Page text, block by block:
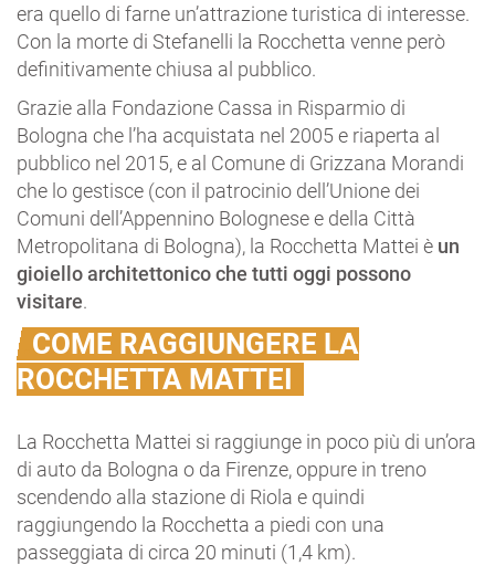
era quello di farne un’attrazione turistica di interesse.
Con la morte di Stefanelli la Rocchetta venne però
definitivamente chiusa al pubblico.
Grazie alla Fondazione Cassa in Risparmio di
Bologna che l’ha acquistata nel 2005 e riaperta al
pubblico nel 2015, e al Comune di Grizzana Morandi
che lo gestisce (con il patrocinio dell’Unione dei
Comuni dell’Appennino Bolognese e della Città
Metropolitana di Bologna), la Rocchetta Mattei è un
gioiello architettonico che tutti oggi possono
visitare.
COME RAGGIUNGERE LA
ROCCHETTA MATTEI
La Rocchetta Mattei si raggiunge in poco più di un’ora
di auto da Bologna o da Firenze, oppure in treno
scendendo alla stazione di Riola e quindi
raggiungendo la Rocchetta a piedi con una
passeggiata di circa 20 minuti (1,4 km).